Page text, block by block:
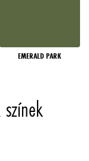
EMERALD PARK